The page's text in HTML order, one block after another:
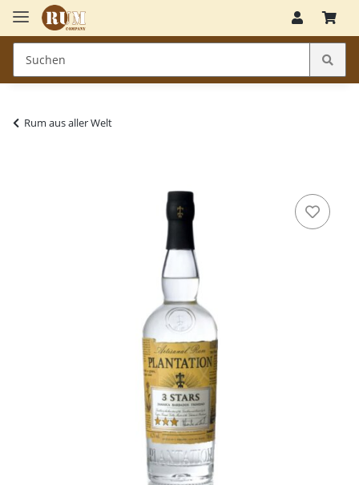
Rum aus aller Welt